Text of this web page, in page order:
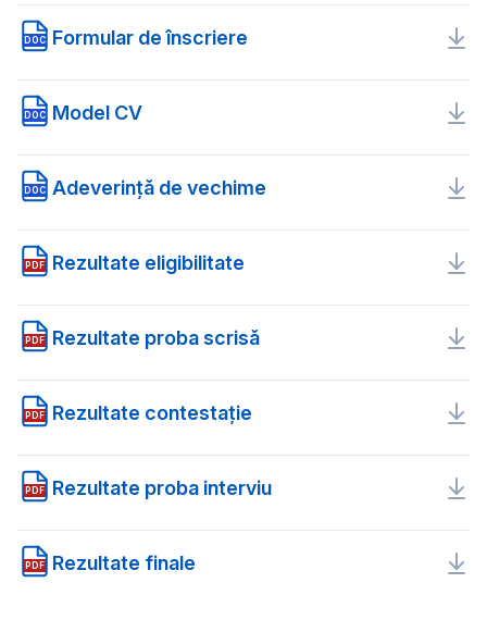
DOC Formular de înscriere
DOC Model CV
DOC Adeverință de vechime
PDF Rezultate eligibilitate
PDF Rezultate proba scrisă
PDF Rezultate contestaţie
PDF Rezultate proba interviu
PDF Rezultate finale